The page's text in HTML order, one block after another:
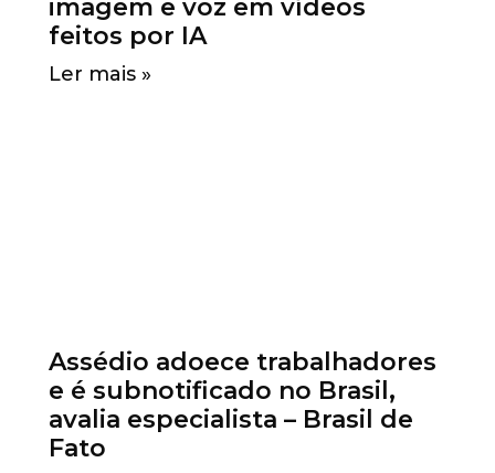
imagem e voz em vídeos
feitos por IA
Ler mais »
Assédio adoece trabalhadores
e é subnotificado no Brasil,
avalia especialista – Brasil de
Fato